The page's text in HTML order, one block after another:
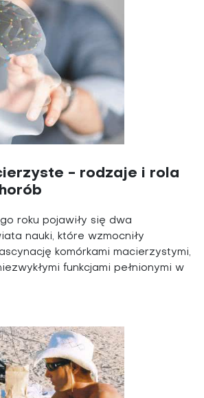
- rodzaje i rola
roku pojawiły się dwa
nauki, które wzmocniły
komórkami macierzystymi,
funkcjami pełnionymi w